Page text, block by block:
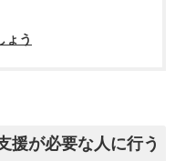
ょう
援が必要な人に行う